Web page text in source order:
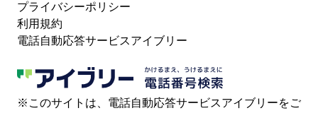
プライバシーポリシー
利用規約
電話自動応答サービスアイブリー
※このサイトは、電話自動応答サービスアイブリーをご